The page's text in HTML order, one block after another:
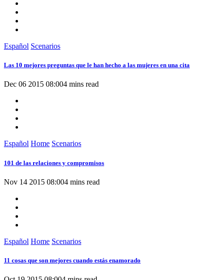
Español Scenarios
Las 10 mejores preguntas que le han hecho a las mujeres en una cita
Dec 06 2015 08:004 mins read
Español Home Scenarios
101 de las relaciones y compromisos
Nov 14 2015 08:004 mins read
Español Home Scenarios
11 cosas que son mejores cuando estás enamorado